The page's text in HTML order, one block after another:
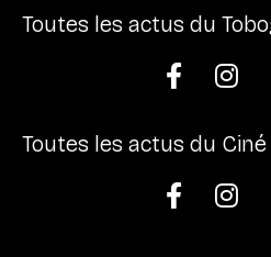
Toutes les actus du


Toutes les actus du Ciné

